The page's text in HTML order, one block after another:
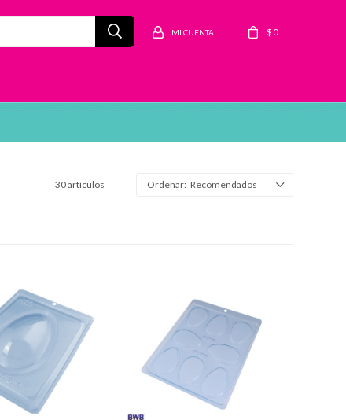
$ 0
30 artículos Recomendados